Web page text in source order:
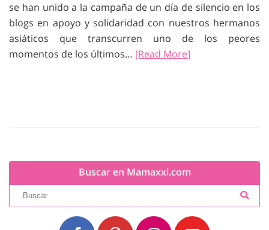
se han unido a la campaña de un día de silencio en los
blogs en apoyo y solidaridad con nuestros hermanos
asiáticos que transcurren uno de los peores
momentos de los últimos… [Read More]
Buscar en Mamaxxi.com